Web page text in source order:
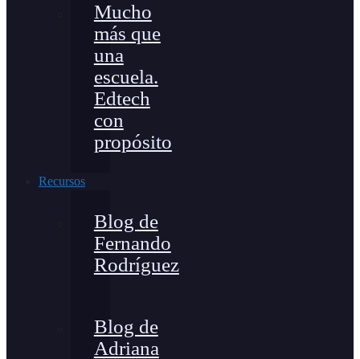
Mucho
más que
una
escuela.
Edtech
con
propósito
Recursos
Blog de
Fernando
Rodríguez
Blog de
Adriana